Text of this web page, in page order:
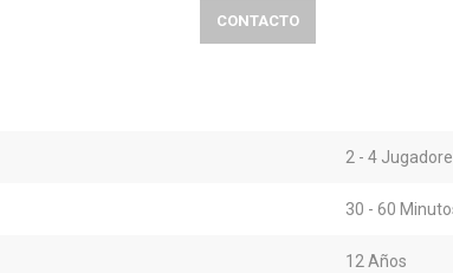
CONTACTO
2 - 4
30 - 60
12 Años